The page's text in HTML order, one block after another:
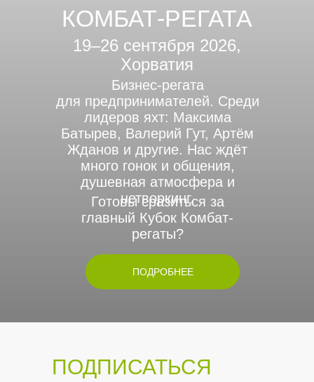
КОМБАТ-РЕГАТА
19–26 сентября 2026,
Хорватия
Бизнес-регата
для предпринимателей. Среди
лидеров яхт: Максима
Батырев, Валерий Гут, Артём
Жданов и другие. Нас ждёт
много гонок и общения,
душевная атмосфера и
нетворкинг.
Готовы сразиться за
главный Кубок Комбат-
регаты?
ПОДРОБНЕЕ
ПОДПИСАТЬСЯ